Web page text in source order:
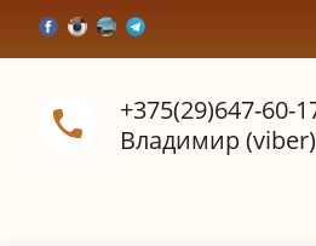
+375(29)647-60-
Владимир (viber)